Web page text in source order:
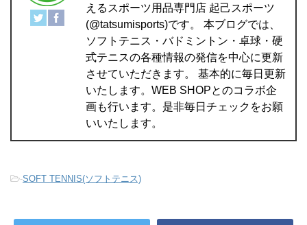
えるスポーツ用品専門店 起己スポーツ
(@tatsumisports)です。 本ブログでは、
ソフトテニス・バドミントン・卓球・硬
式テニスの各種情報の発信を中心に更新
させていただきます。 基本的に毎日更新
いたします。WEB SHOPとのコラボ企
画も行います。是非毎日チェックをお願
いいたします。
-SOFT TENNIS(ソフトテニス)